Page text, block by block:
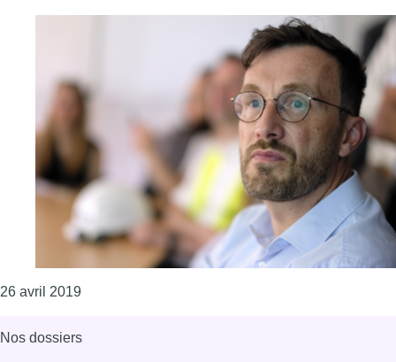
26 avril 2019Consulter l'article "La redevance kilométrique et
Nos dossiers